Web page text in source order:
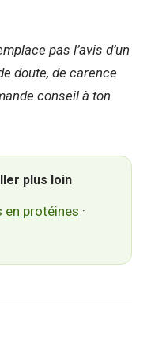
pas l’avis d’un
doute, de carence
conseil à ton
plus loin
en protéines ·